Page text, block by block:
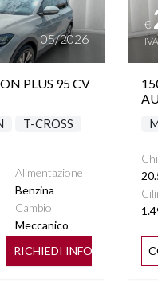
05/2026
PLUS 95 CV
T-CROSS
Alimentazione
Benzina
Cambio
Meccanico
RICHIEDI INFO
€